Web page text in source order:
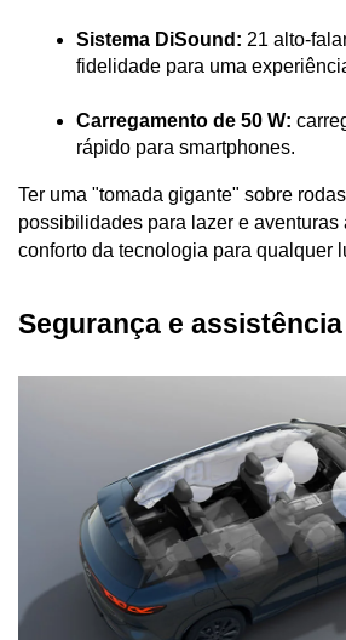
Sistema DiSound: 21 alto-
fidelidade para uma
Carregamento de 50 W:
rápido para smartphones.
Ter uma "tomada gigante" sobre
possibilidades para lazer e aventuras
conforto da tecnologia para qualquer
Segurança e